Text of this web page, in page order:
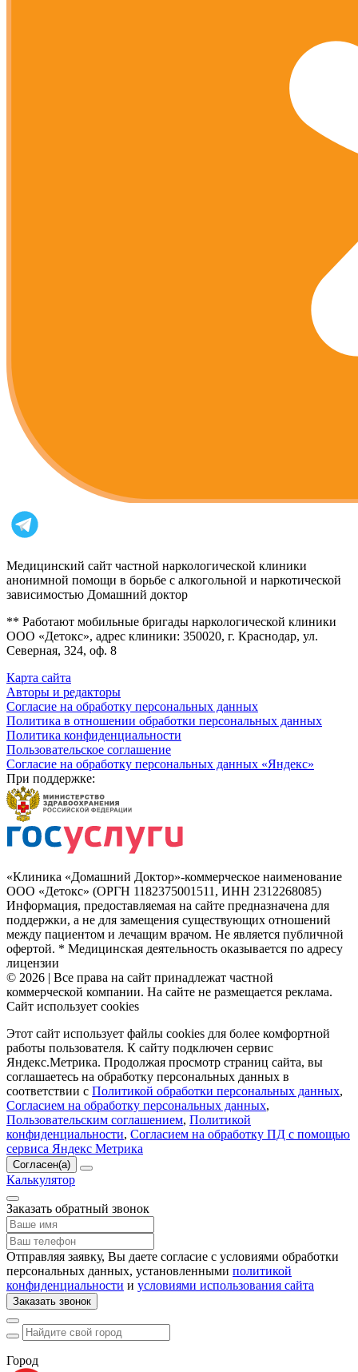
Медицинский сайт частной наркологической клиники
анонимной помощи в борьбе с алкогольной и наркотической
зависимостью Домашний доктор
** Работают мобильные бригады наркологической клиники
ООО «Детокс», адрес клиники: 350020, г. Краснодар, ул.
Северная, 324, оф. 8
Карта сайта
Авторы и редакторы
Согласие на обработку персональных данных
Политика в отношении обработки персональных данных
Политика конфиденциальности
Пользовательское соглашение
Согласие на обработку персональных данных «Яндекс»
При поддержке:
«Клиника «Домашний Доктор»-коммерческое наименование
ООО «Детокс» (ОРГН 1182375001511, ИНН 2312268085)
Информация, предоставляемая на сайте предназначена для
поддержки, а не для замещения существующих отношений
между пациентом и лечащим врачом. Не является публичной
офертой. * Медицинская деятельность оказывается по адресу
лицензии
© 2026 | Все права на сайт принадлежат частной
коммерческой компании. На сайте не размещается реклама.
Сайт использует cookies
Этот сайт использует файлы cookies для более комфортной
работы пользователя. К сайту подключен сервис
Яндекс.Метрика. Продолжая просмотр страниц сайта, вы
соглашаетесь на обработку персональных данных в
соответствии с Политикой обработки персональных данных,
Согласием на обработку персональных данных,
Пользовательским соглашением, Политикой
конфиденциальности, Согласием на обработку ПД с помощью
сервиса Яндекс Метрика
Согласен(а)
Калькулятор
Заказать обратный звонок
Отправляя заявку, Вы даете согласие с условиями обработки
персональных данных, установленными политикой
конфиденциальности и условиями использования сайта
Заказать звонок
Город